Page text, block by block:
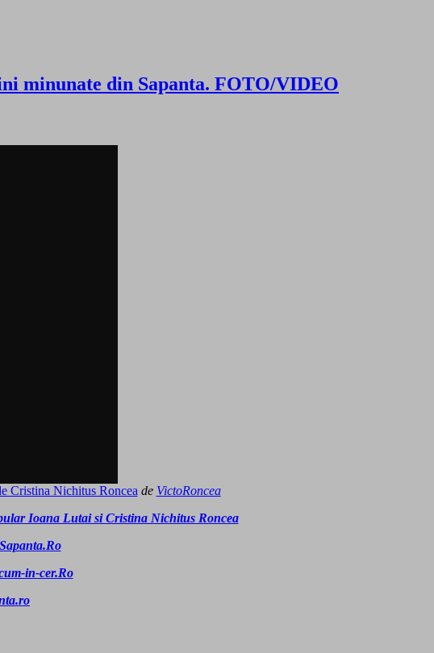
minunate din Sapanta. FOTO/VIDEO
Cristina Nichitus Roncea de VictoRoncea
Ioana Lutai si Cristina Nichitus Roncea
in-cer.Ro